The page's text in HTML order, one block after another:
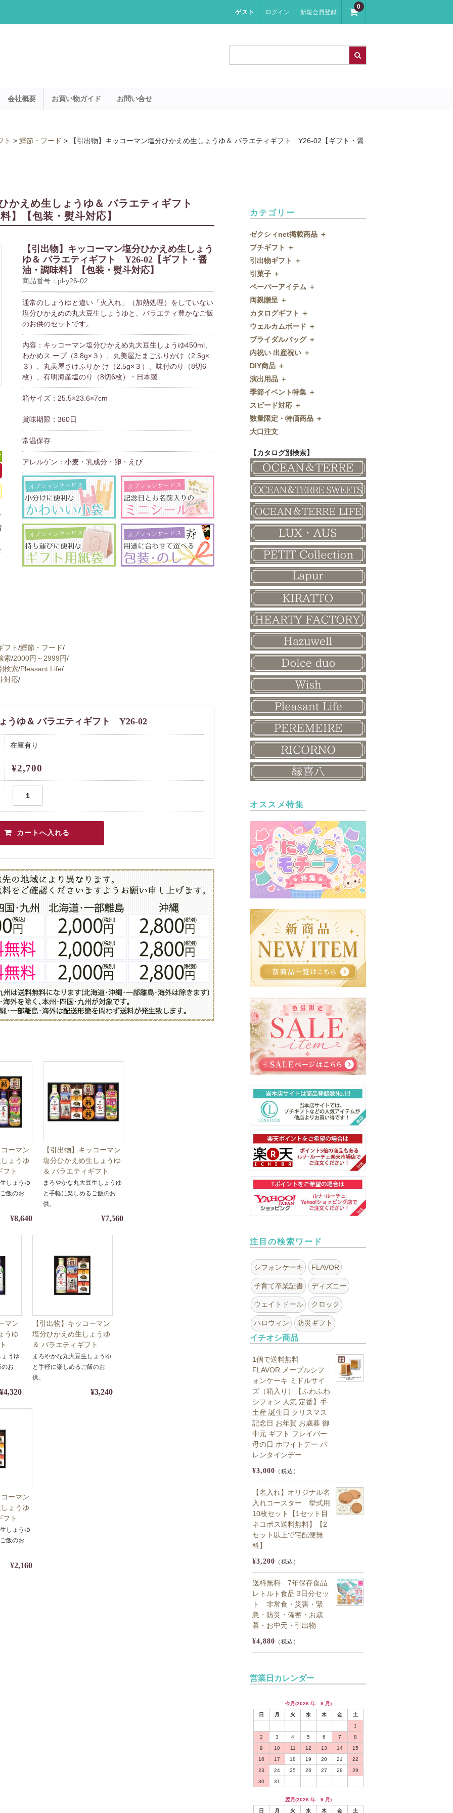
ゲスト ログイン 新規会員登録
0
会社概要 お買い物ガイド お問い合せ
ト > 鰹節・フード > 【引出物】キッコーマン塩分ひかえめ生しょうゆ＆ バラエティギフト Y26-02【ギフト・醤
かえめ生しょうゆ＆ バラエティギフト
】【包装・熨斗対応】
【引出物】キッコーマン塩分ひかえめ生しょう
ゆ＆ バラエティギフト Y26-02【ギフト・醤
油・調味料】【包装・熨斗対応】
商品番号：pl-y26-02
通常のしょうゆと違い「火入れ」（加熱処理）をしていない
塩分ひかえめの丸大豆生しょうゆと、バラエティ豊かなご飯
のお供のセットです。
内容：キッコーマン塩分ひかえめ丸大豆生しょうゆ450ml、
わかめス ープ（3.8g×３）、丸美屋たまごふりかけ（2.5g×
３）、丸美屋さけふりか け（2.5g×３）、味付のり（8切6
枚）、有明海産塩のり（8切6枚）・日本製
箱サイズ：25.5×23.6×7cm
賞味期限：360日
常温保存
アレルゲン：小麦・乳成分・卵・えび
フト/鰹節・フード/
索/2000円～2999円/
検索/Pleasant Life/
対応/
うゆ＆ バラエティギフト Y26-02
在庫有り
¥2,700
ーマン
ょうゆ
フト
・醤油・
熨斗対
しょうゆ
飯のお
¥8,640
【引出物】キッコーマン
塩分ひかえめ生しょうゆ
＆ バラエティギフト
Y26-06【ギフト・醤油・
調味料】【包装・熨斗対
応】
まろやかな丸大豆生しょうゆ
と手軽に楽しめるご飯のお
供。
¥7,560
マン
うゆ
ト
油・
対
うゆ
お
【引出物】キッコーマン
塩分ひかえめ生しょうゆ
＆ バラエティギフト
Y26-03【ギフト・醤油・
調味料】【包装・熨斗対
応】
まろやかな丸大豆生しょうゆ
と手軽に楽しめるご飯のお
供。
¥3,240
ーマン
ょうゆ
フト
・醤油・
熨斗対
しょうゆ
飯のお
¥2,160
カテゴリー
ゼクシィnet掲載商品 ＋
ゼクシィnet掲載商品
プチギフト ＋
プチギフト
ウェルカムプチギフト
アメニティ
キャンディー・金平糖
クッキー
スプーン
チョコレート
ディズニー
ドラジェ
プチタオル
席札立て
耳かき＆ぺん
紅茶＆コーヒー
和風プチギフト
その他
引出物ギフト ＋
引出物ギフト
グラス
タオル・石鹸・名披露目
ディズニーギフト
今治タオル
引出物セット
和食器
名入れ贈呈品
特選ギフト
珈琲・紅茶
鰹節・フード
引菓子 ＋
引菓子
バウムクーヘン
洋菓子
和菓子
FLAVOR
ペーパーアイテム ＋
ペーパーアイテム
招待状
席次表
席札
付箋・メッセージカード
印刷代行
ディズニーシリーズ
両親贈呈 ＋
両親贈呈
ディズニーウェイトドール
ウェイトベア
子育て卒業証書
クロックギフト
カタログギフト ＋
カタログギフト
OCEAN&TERRE GOURMET
SHIKISAI ONE
Grace
ウェルカムボード ＋
ウェルカムボード
カラーステンドグラス調
ガラス
フラワータイプ
ペンダントクロック
ミラー
メッセージパズル
似顔絵
和風ボード
ブライダルバッグ ＋
ブライダルバッグ
内祝い 出産祝い ＋
内祝い 出産祝い
DIY商品 ＋
DIY商品
演出用品 ＋
演出用品
リングピロー
ブーケプルズ
結婚証明書
その他
季節イベント特集 ＋
季節イベント特集
サクラ
クローバー
クリスマス
バレンタイン
ホワイトデー
母の日
父の日
敬老の日
スピード対応 ＋
スピード対応
即日お急ぎ発送
数量限定・特価商品 ＋
数量限定・特価商品
大口注文
【カタログ別検索】
オススメ特集
注目の検索ワード
シフォンケーキ FLAVOR
子育て卒業証書 ディズニー
ウェイトドール クロック
ハロウィン 防災ギフト
イチオシ商品
1個で送料無料
FLAVOR メープルシフ
ォンケーキ ミドルサイ
ズ（箱入り）【ふわふわ
シフォン 人気 定番】手
土産 誕生日 クリスマス
記念日 お年賀 お歳暮 御
中元 ギフト フレイバー
母の日 ホワイトデー バ
レンタインデー
¥3,000 （税込）
【名入れ】オリジナル名
入れコースター 挙式用
10枚セット【1セット目
ネコポス送料無料】【2
セット以上で宅配便無
料】
¥3,200 （税込）
送料無料 7年保存食品
レトルト食品 3日分セッ
ト 非常食・災害・緊
急・防災・備蓄・お歳
暮・お中元・引出物
¥4,880 （税込）
営業日カレンダー
今月(2026 年 8 月)
日
月 火 水 木 金
土
1
2
3 4 5 6 7
8
9
10 11 12 13 14
15
16
17 18 19 20 21
22
23
24 25 26 27 28
29
30
31
翌月(2026 年 9 月)
日
月 火 水 木 金 土